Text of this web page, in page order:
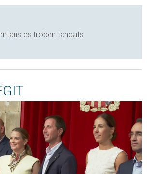
es troben tancats